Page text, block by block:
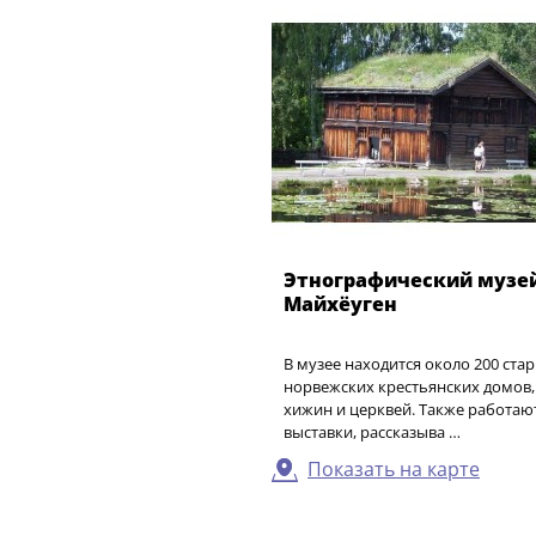
Этнографический
Майхёуген
В музее находится около 200
норвежских крестьянских
хижин и церквей. Также
выставки, рассказыва …
Показать на карте